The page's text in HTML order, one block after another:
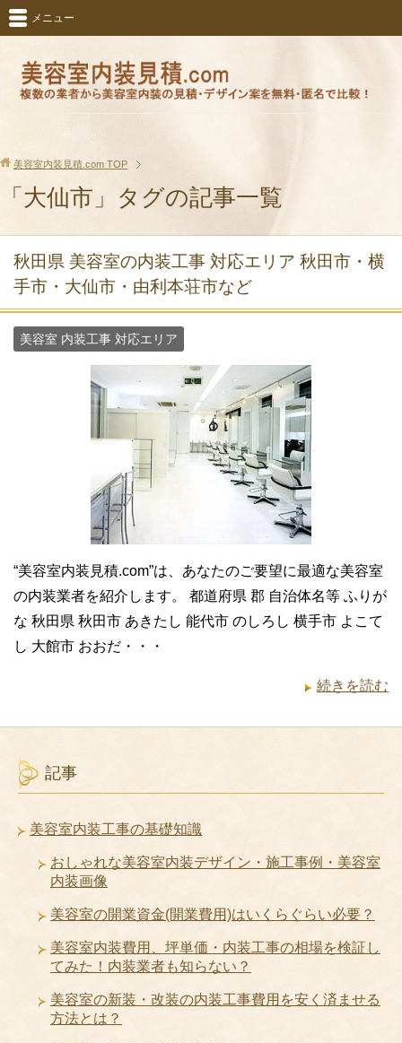
メニュー
美容室内装見積.com TOP
「大仙市」タグの記事一覧
秋田県 美容室の内装工事 対応エリア 秋田市・横
手市・大仙市・由利本荘市など
美容室 内装工事 対応エリア
“美容室内装見積.com”は、あなたのご要望に最適な美容室
の内装業者を紹介します。 都道府県 郡 自治体名等 ふりが
な 秋田県 秋田市 あきたし 能代市 のしろし 横手市 よこて
し 大館市 おおだ・・・
続きを読む
記事
美容室内装工事の基礎知識
おしゃれな美容室内装デザイン・施工事例・美容室
内装画像
美容室の開業資金(開業費用)はいくらぐらい必要？
美容室内装費用、坪単価・内装工事の相場を検証し
てみた！内装業者も知らない？
美容室の新装・改装の内装工事費用を安く済ませる
方法とは？